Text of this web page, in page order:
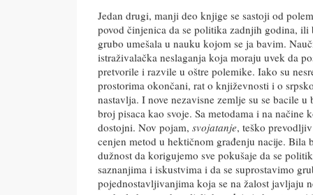
Jedan drugi, manji deo knjige se sastoji od
povod činjenica da se politika zadnjih godina, ili
grubo umešala u nauku kojom se ja bavim.
istraživalačka neslaganja koja moraju uvek da
pretvorile i razvile u oštre polemike. Iako su
prostorima okončani, rat o književnosti i o
nastavlja. I nove nezavisne zemlje su se bacile
broj pisaca kao svoje. Sa metodama i na načine
dostojni. Nov pojam, svojatanje, teško
cenjen metod u hektičnom građenju nacije. Bila
dužnost da korigujemo sve pokušaje da se
saznanjima i iskustvima i da se suprostavimo
pojednostavljivanjima koja se na žalost javljaju